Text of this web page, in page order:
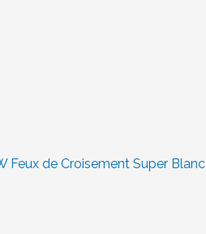
Feux de Croisement Super Blanc